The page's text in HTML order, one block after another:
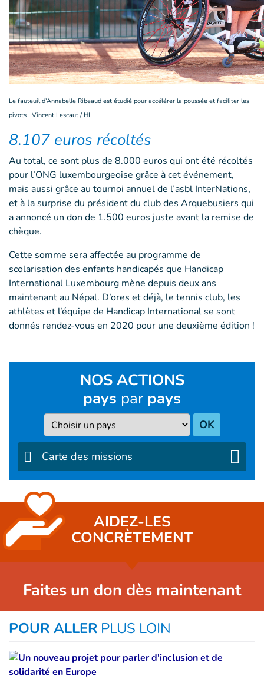
Le fauteuil d’Annabelle Ribeaud est étudié pour accélérer la poussée et faciliter les
pivots | Vincent Lescaut / HI
8.107 euros récoltés
Au total, ce sont plus de 8.000 euros qui ont été récoltés
pour l’ONG luxembourgeoise grâce à cet événement,
mais aussi grâce au tournoi annuel de l’asbl InterNations,
et à la surprise du président du club des Arquebusiers qui
a annoncé un don de 1.500 euros juste avant la remise de
chèque.
Cette somme sera affectée au programme de
scolarisation des enfants handicapés que Handicap
International Luxembourg mène depuis deux ans
maintenant au Népal. D’ores et déjà, le tennis club, les
athlètes et l’équipe de Handicap International se sont
donnés rendez-vous en 2020 pour une deuxième édition !
NOS ACTIONS
pays par pays
Pays OK
Carte des missions
AIDEZ-LES
CONCRÈTEMENT
Faites un don dès maintenant
POUR ALLER PLUS LOIN